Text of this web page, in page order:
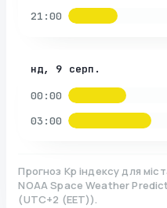
21:00
нд, 9 серп.
00:00
03:00
Прогноз Kp індексу для
NOAA Space Weather
(UTC+2 (EET)).